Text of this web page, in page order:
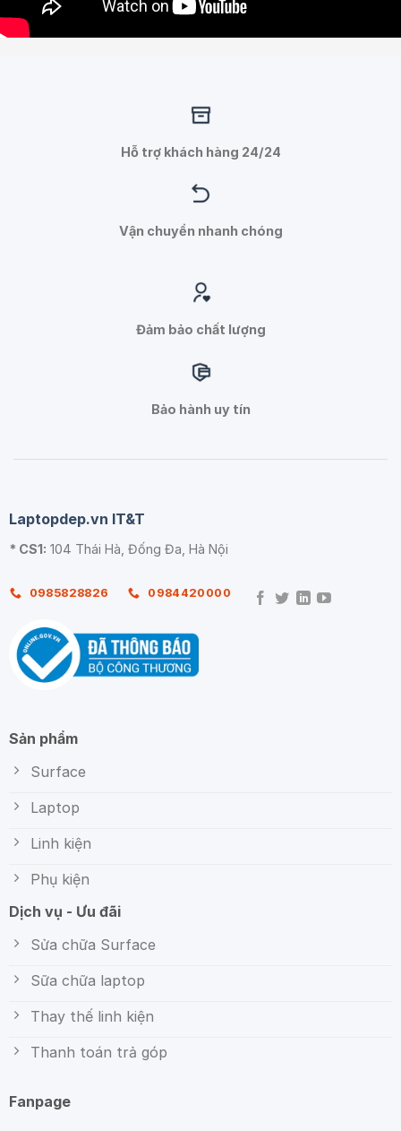
Hỗ trợ khách hàng 24/24
Vận chuyển nhanh chóng
Đảm bảo chất lượng
Bảo hành uy tín
Laptopdep.vn IT&T
* CS1: 104 Thái Hà, Đống Đa, Hà Nội
0985828826 0984420000
Sản phẩm
Surface
Laptop
Linh kiện
Phụ kiện
Dịch vụ - Ưu đãi
Sửa chữa Surface
Sữa chữa laptop
Thay thế linh kiện
Thanh toán trả góp
Fanpage